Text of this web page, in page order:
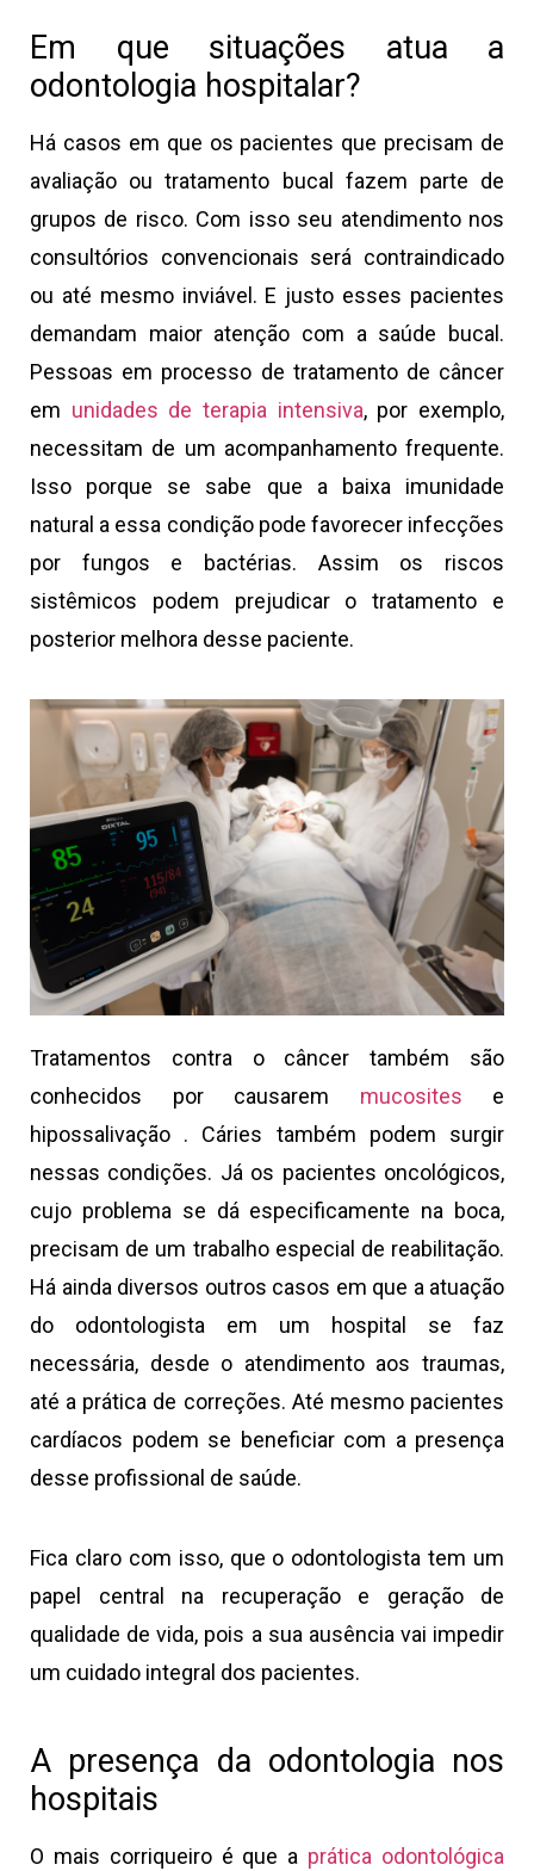
Em que situações atua a
odontologia hospitalar?
Há casos em que os pacientes que precisam de
avaliação ou tratamento bucal fazem parte de
grupos de risco. Com isso seu atendimento nos
consultórios convencionais será contraindicado
ou até mesmo inviável. E justo esses pacientes
demandam maior atenção com a saúde bucal.
Pessoas em processo de tratamento de câncer
em unidades de terapia intensiva, por exemplo,
necessitam de um acompanhamento frequente.
Isso porque se sabe que a baixa imunidade
natural a essa condição pode favorecer infecções
por fungos e bactérias. Assim os riscos
sistêmicos podem prejudicar o tratamento e
posterior melhora desse paciente.
Tratamentos contra o câncer também são
conhecidos por causarem mucosites e
hipossalivação . Cáries também podem surgir
nessas condições. Já os pacientes oncológicos,
cujo problema se dá especificamente na boca,
precisam de um trabalho especial de reabilitação.
Há ainda diversos outros casos em que a atuação
do odontologista em um hospital se faz
necessária, desde o atendimento aos traumas,
até a prática de correções. Até mesmo pacientes
cardíacos podem se beneficiar com a presença
desse profissional de saúde.
Fica claro com isso, que o odontologista tem um
papel central na recuperação e geração de
qualidade de vida, pois a sua ausência vai impedir
um cuidado integral dos pacientes.
A presença da odontologia nos
hospitais
O mais corriqueiro é que a prática odontológica